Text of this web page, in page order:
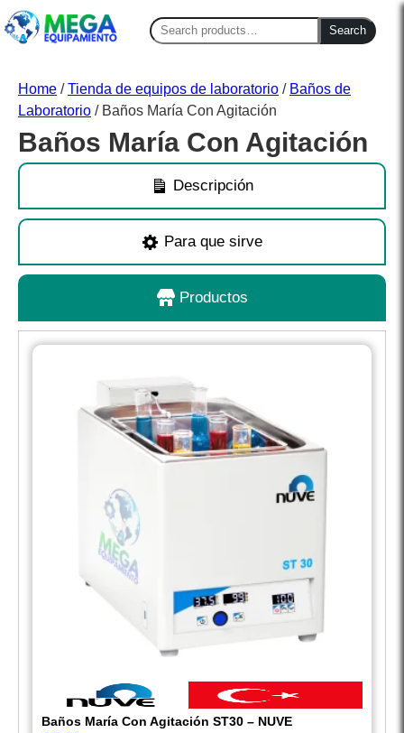
Search
for:
Search
Home /Tienda de equipos de laboratorio / Baños de
Laboratorio / Baños María Con Agitación
Baños María Con Agitación
Descripción
Para que sirve
Productos
Baños María Con Agitación ST30 – NUVE